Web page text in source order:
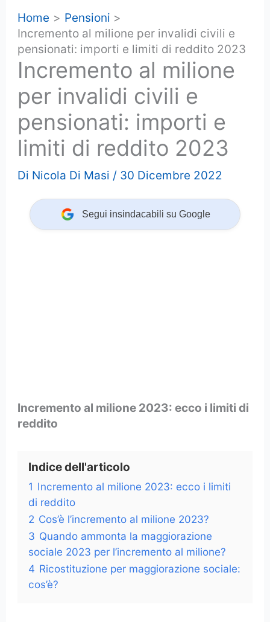
Home
Pensioni
Incremento al milione per invalidi civili e
pensionati: importi e limiti di reddito 2023
Incremento al milione
per invalidi civili e
pensionati: importi e
limiti di reddito 2023
Di Nicola Di Masi / 30 Dicembre 2022
Segui insindacabili su Google
Incremento al milione 2023: ecco i limiti di
reddito
Indice dell'articolo
1 Incremento al milione 2023: ecco i limiti
di reddito
2 Cos’è l’incremento al milione 2023?
3 Quando ammonta la maggiorazione
sociale 2023 per l’incremento al milione?
4 Ricostituzione per maggiorazione sociale:
cos’è?